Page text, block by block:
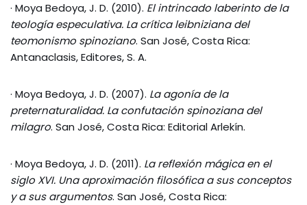
· Moya Bedoya, J. D. (2010). El intrincado laberinto de la
teología especulativa. La crítica leibniziana del
teomonismo spinoziano. San José, Costa Rica:
Antanaclasis, Editores, S. A.
· Moya Bedoya, J. D. (2007). La agonía de la
preternaturalidad. La confutación spinoziana del
milagro. San José, Costa Rica: Editorial Arlekín.
· Moya Bedoya, J. D. (2011). La reflexión mágica en el
siglo XVI. Una aproximación filosófica a sus conceptos
y a sus argumentos. San José, Costa Rica: